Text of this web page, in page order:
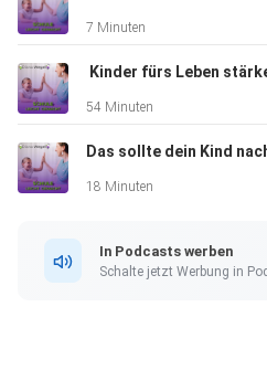
Wir schauen auf typische
Streit am Morgen,
Eltern entlastet
7 Minuten
54 Minuten
18 Minuten
In Podcasts werben
Schalte jetzt Werbung in